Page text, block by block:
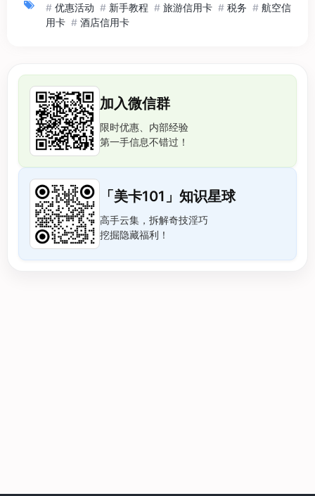
# 优惠活动 # 新手教程 # 旅游信用卡 # 税务 # 航空信
用卡 # 酒店信用卡
加入微信群
限时优惠、内部经验
第一手信息不错过！
「美卡101」知识星球
高手云集，拆解奇技淫巧
挖掘隐藏福利！